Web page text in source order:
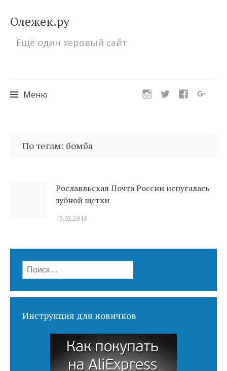
Олежек.ру
Ещё один херовый сайт
Меню
кПо тегам: бомба
Рославльская Почта России испугалась
зубной щетки
15.02.2013
Найти:
Инструкция для новичков